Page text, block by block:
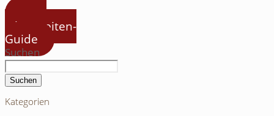
Zum
Jahreszeiten-
Guide
Suchen
Suchen
Kategorien